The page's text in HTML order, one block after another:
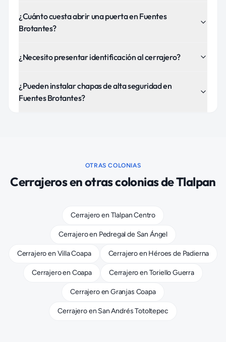
¿Cuánto cuesta abrir una puerta en Fuentes
Brotantes?
¿Necesito presentar identificación al cerrajero?
¿Pueden instalar chapas de alta seguridad en
Fuentes Brotantes?
OTRAS COLONIAS
Cerrajerosen otras colonias deTlalpan
Cerrajeroen Tlalpan Centro
Cerrajeroen Pedregal de San Ángel
Cerrajeroen Villa Coapa Cerrajeroen Héroes de Padierna
Cerrajeroen Coapa Cerrajeroen Toriello Guerra
Cerrajeroen Granjas Coapa
Cerrajeroen San Andrés Totoltepec